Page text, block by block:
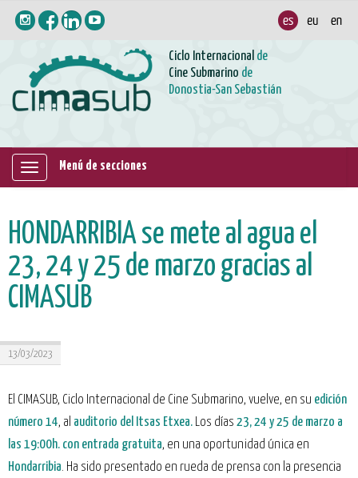
Ciclo Internacional de
Cine Submarino de
Donostia-San Sebastián
Mostrar/ocultar
Menú de secciones
HONDARRIBIA se mete al agua el
23, 24 y 25 de marzo gracias al
CIMASUB
13/03/2023
El CIMASUB, Ciclo Internacional de Cine Submarino, vuelve, en su edición
número 14, al auditorio del Itsas Etxea. Los días 23, 24 y 25 de marzo a
las 19:00h. con entrada gratuita, en una oportunidad única en
Hondarribia. Ha sido presentado en rueda de prensa con la presencia